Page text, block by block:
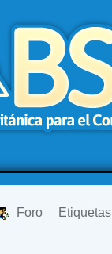
Foro Etiquetas